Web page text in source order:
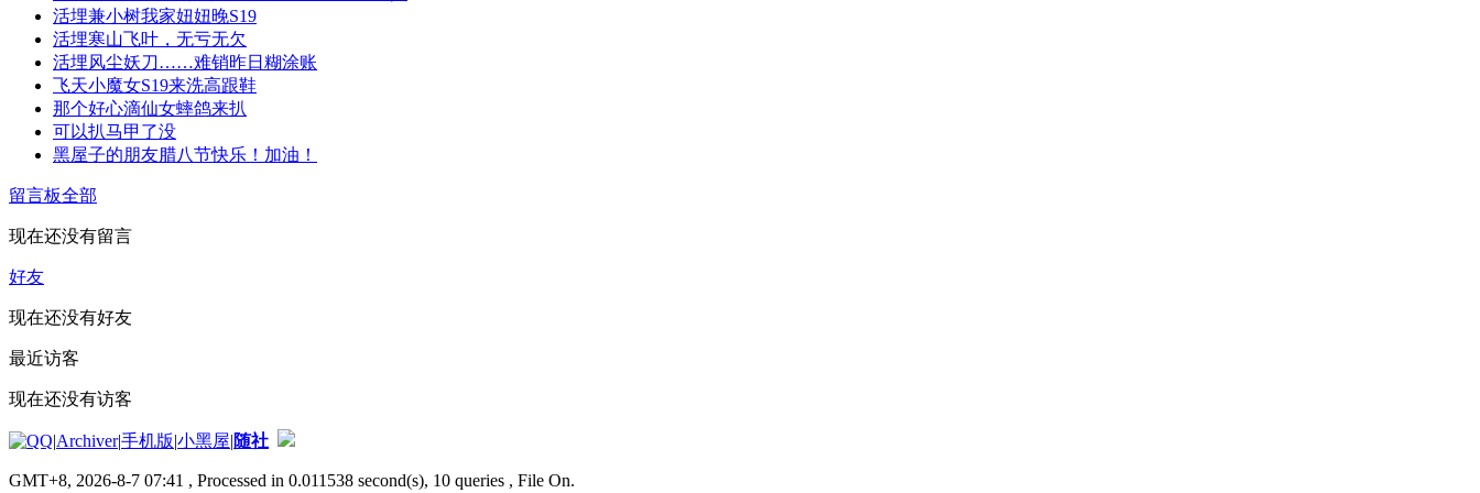
活埋兼小树我家妞妞晚S19
活埋寒山飞叶，无亏无欠
活埋风尘妖刀……难销昨日糊涂账
飞天小魔女S19来洗高跟鞋
那个好心滴仙女蟀鸽来扒
可以扒马甲了没
黑屋子的朋友腊八节快乐！加油！
留言板全部
现在还没有留言
好友
现在还没有好友
最近访客
现在还没有访客
|Archiver|手机版|小黑屋|随社
GMT+8, 2026-8-7 07:41 , Processed in 0.011538 second(s), 10 queries , File On.